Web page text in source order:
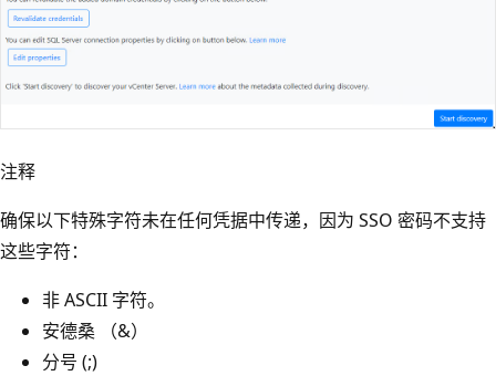
注释
确保以下特殊字符未在任何凭据中传递，因为 SSO 密码不支持
这些字符：
非 ASCII 字符。
安德桑 （&）
分号 (;)